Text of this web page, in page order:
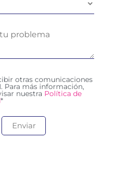
otras comunicaciones
Para más información,
nuestra Política de
*